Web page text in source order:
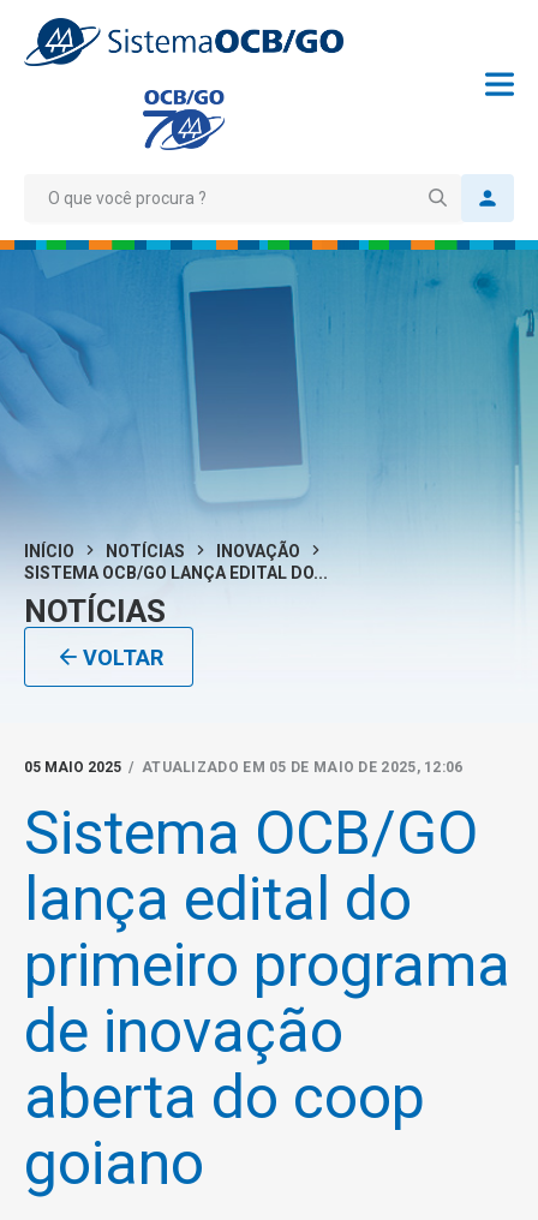
INÍCIO NOTÍCIAS
INOVAÇÃO
SISTEMA OCB/GO LANÇA EDITAL DO...
NOTÍCIAS
VOLTAR
05 MAIO 2025 / ATUALIZADO EM 05 DE MAIO DE 2025, 12:06
Sistema OCB/GO
lança edital do
primeiro programa
de inovação
aberta do coop
goiano